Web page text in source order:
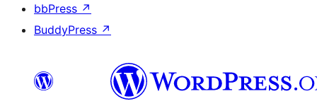
bbPress ↗
BuddyPress ↗